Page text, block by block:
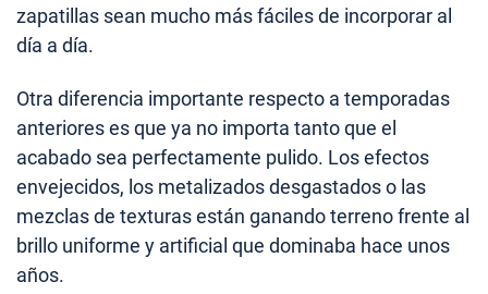
zapatillas sean mucho más fáciles de incorporar al
día a día.
Otra diferencia importante respecto a temporadas
anteriores es que ya no importa tanto que el
acabado sea perfectamente pulido. Los efectos
envejecidos, los metalizados desgastados o las
mezclas de texturas están ganando terreno frente al
brillo uniforme y artificial que dominaba hace unos
años.